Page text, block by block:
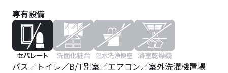
専有設備
バス トイレ B/T別室 エアコン 室外洗濯機置場